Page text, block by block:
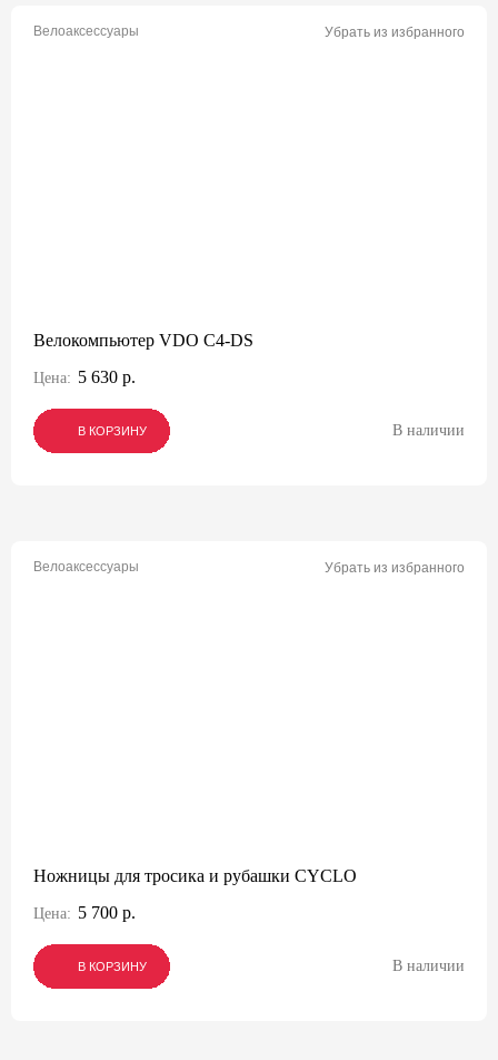
Велоаксессуары Убрать из избранного
Велокомпьютер VDO C4-DS
Цена: 5 630 р.
В КОРЗИНУ
В КОРЗИНУ
В КОРЗИНУ В наличии
Велоаксессуары Убрать из избранного
Ножницы для тросика и рубашки CYCLO
Цена: 5 700 р.
В КОРЗИНУ
В КОРЗИНУ
В КОРЗИНУ В наличии